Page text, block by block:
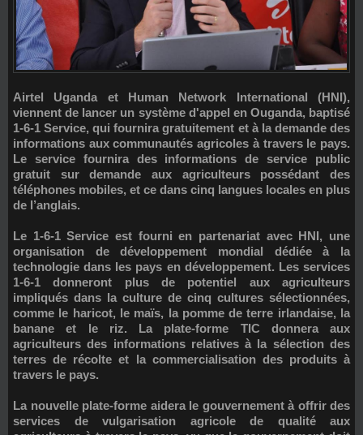
Airtel Uganda et Human Network International (HNI),
viennent de lancer un système d'appel en Ouganda, baptisé
1-6-1 Service, qui fournira gratuitement et à la demande des
informations aux communautés agricoles à travers le pays.
Le service fournira des informations de service public
gratuit sur demande aux agriculteurs possédant des
téléphones mobiles, et ce dans cinq langues locales en plus
de l’anglais.
Le 1-6-1 Service est fourni en partenariat avec HNI, une
organisation de développement mondial dédiée à la
technologie dans les pays en développement. Les services
1-6-1 donneront plus de potentiel aux agriculteurs
impliqués dans la culture de cinq cultures sélectionnées,
comme le haricot, le maïs, la pomme de terre irlandaise, la
banane et le riz. La plate-forme TIC donnera aux
agriculteurs des informations relatives à la sélection des
terres de récolte et la commercialisation des produits à
travers le pays.
La nouvelle plate-forme aidera le gouvernement à offrir des
services de vulgarisation agricole de qualité aux